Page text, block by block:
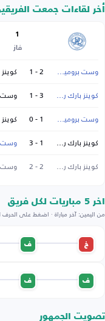
أخر لقاءات جمعت
1
فاز
وست بروميتش 2 - 1
كوينز بارك رينجرز
3 - 1
وست بروميتش
1 - 0
كوينز بارك رينجرز
1 - 3
كوينز بارك رينجرز
2 - 2
اخر 5 مباريات لكل فريق
من اليمين: آخر مباراة · اضغط على
خ ف
ف ف
تصويت الجمهور